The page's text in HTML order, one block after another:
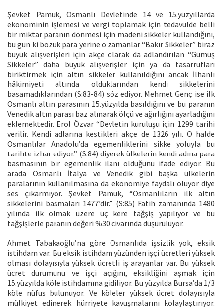
Şevket Pamuk, Osmanlı Devletinde 14 ve 15.yüzyıllarda
ekonominin işlemesi ve vergi toplamak için tedavülde belli
bir miktar paranın dönmesi için madeni sikkeler kullandığını,
bu gün ki bozuk para yerine o zamanlar “Bakır Sikkeler” biraz
büyük alışverişleri için akçe olarak da adlandırılan “Gümüş
Sikkeler” daha büyük alışverişler için ya da tasarrufları
biriktirmek için altın sikkeler kullanıldığını ancak İlhanlı
hâkimiyeti altında olduklarından kendi sikkelerini
basamadıklarından (S:83-84) söz ediyor. Mehmet Genç ise ilk
Osmanlı altın parasının 15.yüzyılda basıldığını ve bu paranın
Venedik altın parası baz alınarak ölçü ve ağırlığını ayarladığını
eklemektedir. Erol Özvar “Devletin kuruluşu için 1299 tarihi
verilir. Kendi adlarına kestikleri akçe de 1326 yılı. O halde
Osmanlılar Anadolu’da egemenliklerini sikke yoluyla bu
tarihte izhar ediyor.” (S:84) diyerek ülkelerin kendi adına para
basmasının bir egemenlik ilanı olduğunu ifade ediyor. Bu
arada Osmanlı İtalya ve Venedik gibi başka ülkelerin
paralarının kullanılmasına da ekonomiye faydalı oluyor diye
ses çıkarmıyor. Şevket Pamuk, “Osmanlıların ilk altın
sikkelerini basmaları 1477’dir.” (S:85) Fatih zamanında 1480
yılında ilk olmak üzere üç kere tağşiş yapılıyor ve bu
tağşişlerle paranın değeri %30 civarında düşürülüyor.
Ahmet Tabakaoğlu’na göre Osmanlıda işsizlik yok, eksik
istihdam var. Bu eksik istihdam yüzünden işçi ücretleri yüksek
olması dolayısıyla yüksek ücretli iş arayanlar var. Bu yüksek
ücret durumunu ve işçi açığını, eksikliğini aşmak için
15.yüzyılda köle istihdamına gidiliyor. Bu yüzyılda Bursa’da 1/3
köle nüfus bulunuyor. Ve köleler yüksek ücret dolayısıyla
mülkiyet edinerek hürriyete kavuşmalarını kolaylaştırıyor.